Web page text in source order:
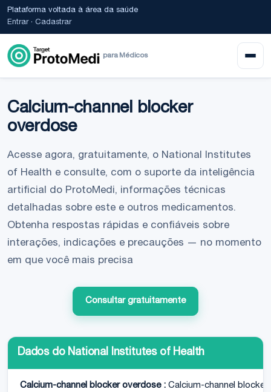
Plataforma voltada à área da saúde
Entrar· Cadastrar
para Médicos
Calcium-channel blocker
overdose
Acesse agora, gratuitamente, o National Institutes
of Health e consulte, com o suporte da inteligência
artificial do ProtoMedi, informações técnicas
detalhadas sobre este e outros medicamentos.
Obtenha respostas rápidas e confiáveis sobre
interações, indicações e precauções — no momento
em que você mais precisa
Consultar gratuitamente
Dados do National Institutes of Health
Calcium-channel blocker overdose : Calcium-channel